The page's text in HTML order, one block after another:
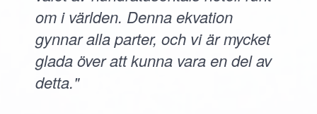
om i världen. Denna ekvation
gynnar alla parter, och vi är mycket
glada över att kunna vara en del av
detta."